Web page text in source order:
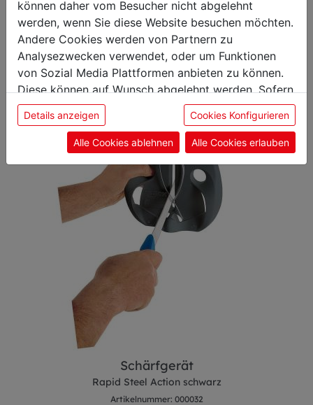
interessieren
Schärfgerät
Rapid Steel Action schwarz
Artikelnummer: 000032
können daher vom Besucher nicht abgelehnt
werden, wenn Sie diese Website besuchen möchten.
Andere Cookies werden von Partnern zu
Analysezwecken verwendet, oder um Funktionen
von Sozial Media Plattformen anbieten zu können.
Diese können auf Wunsch abgelehnt werden. Sofern
sie unsere Webseite weiter nutzen, geben Sie
Einwilligung zu unseren Cookies.
Details anzeigen Cookies Konfigurieren
Alle Cookies ablehnen Alle Cookies erlauben